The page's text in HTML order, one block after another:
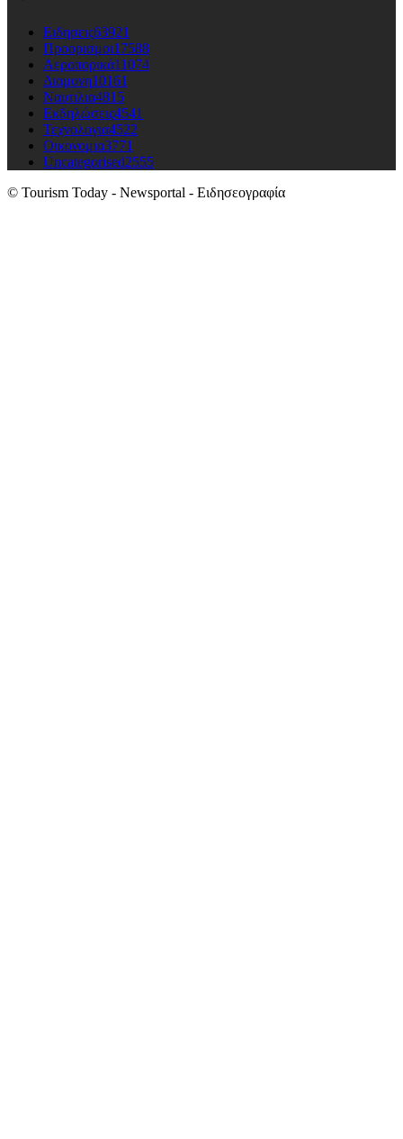
Ειδησεις63921
Προορισμοι17588
Αεροπορικά11074
Διαμονη10161
Ναυτιλια4815
Εκδηλώσεις4541
Τεχνολογια4522
Οικονομια3771
Uncategorised2555
© Tourism Today - Newsportal - Ειδησεογραφία